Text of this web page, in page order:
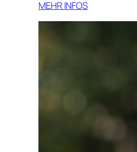
MEHR INFOS